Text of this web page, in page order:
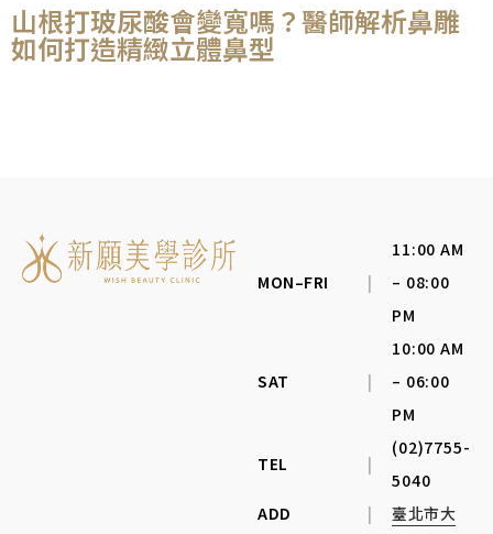
山根打玻尿酸會變寬嗎？醫師解析鼻雕
如何打造精緻立體鼻型
MON–FRI |
11:00 AM
– 08:00
PM
SAT |
10:00 AM
– 06:00
PM
TEL |
(02)7755-
5040
ADD
|
臺北市大